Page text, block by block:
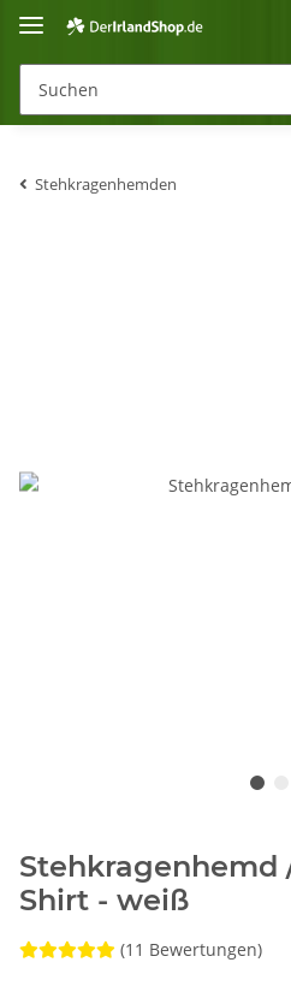
Stehkragenhemden
Stehkragenhemd
Shirt - weiß
(11 Bewertungen)